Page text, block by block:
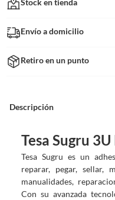
Envío a domicilio
Retiro en un punto
Descripción
Tesa Sugru
Tesa Sugru es un
reparar, pegar, sellar,
manualidades,
Con su avanzada